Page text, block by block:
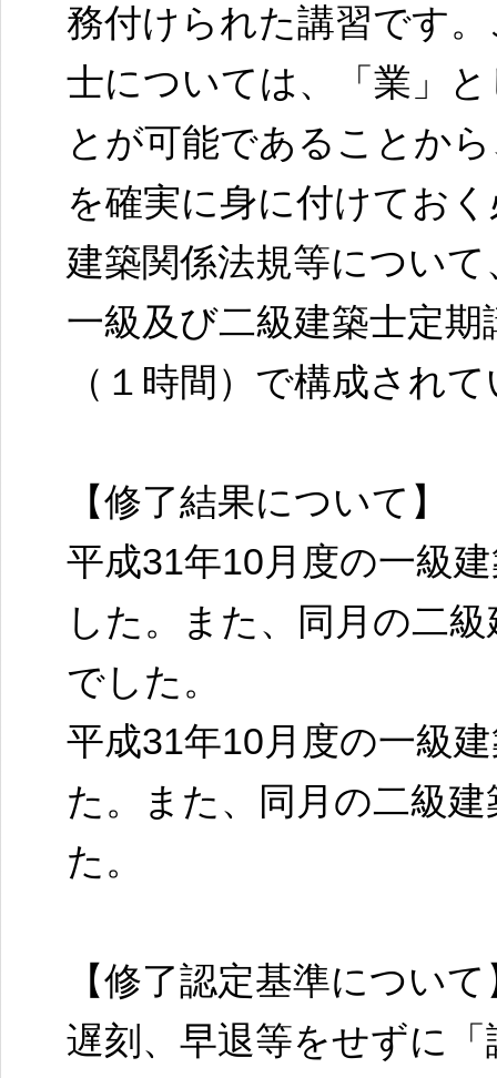
務付けられた講習です
士については、「業」
とが可能であることか
を確実に身に付けてお
建築関係法規等につい
一級及び二級建築士定
（１時間）で構成され
【修了結果について】
平成31年10月度の一級
した。また、同月の二
でした。
平成31年10月度の一級
た。また、同月の二級
た。
【修了認定基準について
遅刻、早退等をせずに